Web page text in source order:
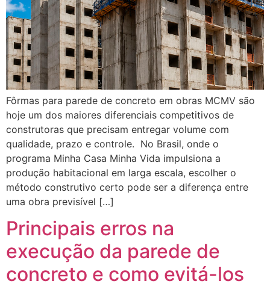
Fôrmas para parede de concreto em obras MCMV são
hoje um dos maiores diferenciais competitivos de
construtoras que precisam entregar volume com
qualidade, prazo e controle. No Brasil, onde o
programa Minha Casa Minha Vida impulsiona a
produção habitacional em larga escala, escolher o
método construtivo certo pode ser a diferença entre
uma obra previsível […]
Principais erros na
execução da parede de
concreto e como evitá-los